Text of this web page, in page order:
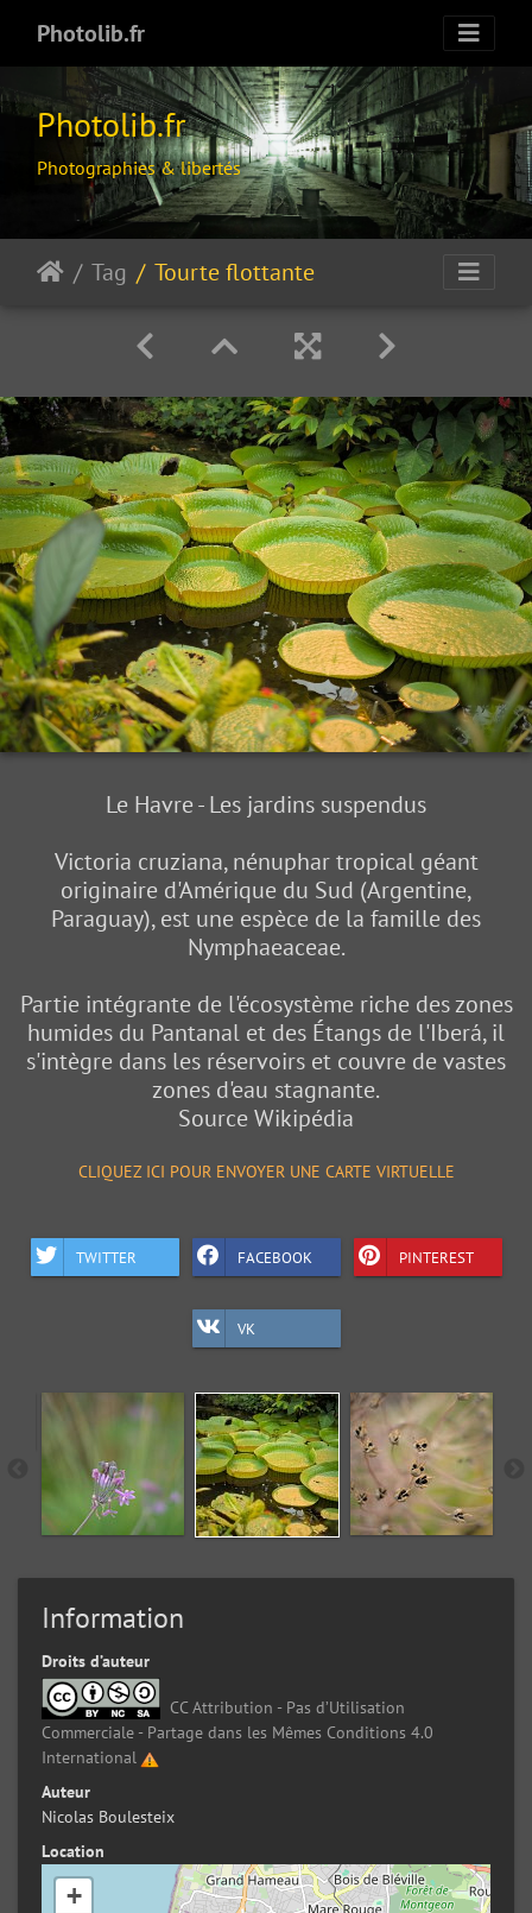
Photolib.fr
Photolib.fr
Photographies & libertés
Tag Tourte flottante
Le Havre - Les jardins suspendus
Victoria cruziana, nénuphar tropical géant
originaire d'Amérique du Sud (Argentine,
Paraguay), est une espèce de la famille des
Nymphaeaceae.
Partie intégrante de l'écosystème riche des zones
humides du Pantanal et des Étangs de l'Iberá, il
s'intègre dans les réservoirs et couvre de vastes
zones d'eau stagnante.
Source Wikipédia
CLIQUEZ ICI POUR ENVOYER UNE CARTE VIRTUELLE
TWITTER FACEBOOK PINTEREST
VK
Information
Droits d’auteur
CC Attribution - Pas d’Utilisation
Commerciale - Partage dans les Mêmes Conditions 4.0
International
Auteur
Nicolas Boulesteix
Location
+